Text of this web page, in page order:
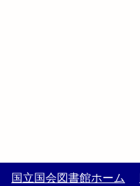
国立国会図書館ホーム